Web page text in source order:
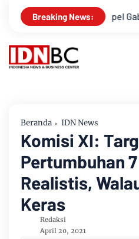
Breaking News:
Apel Gabungan
Beranda IDN News
Komisi XI:
Pertumbuhan
Realistis,
Keras
Redaksi
April 20, 2021